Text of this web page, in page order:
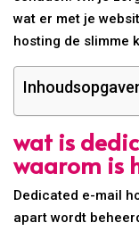
wat er met je
hosting de slimme
wat is
waarom is
Dedicated e-mail
apart wordt